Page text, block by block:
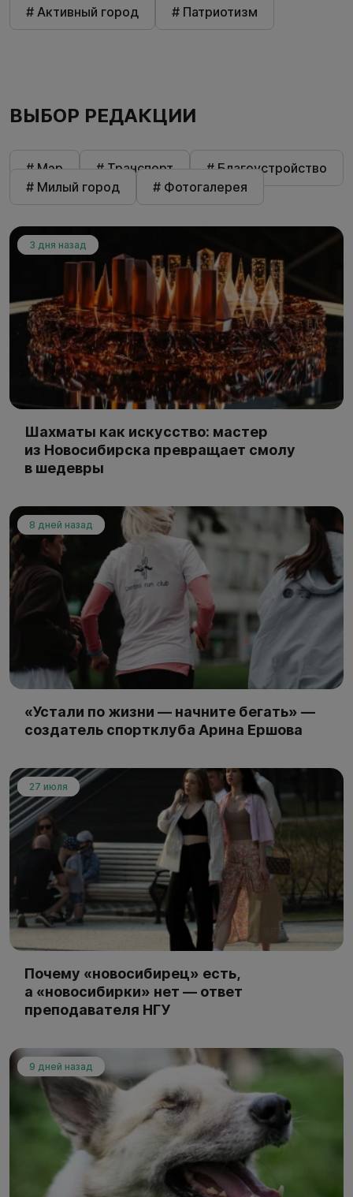
# Активный город # Патриотизм
ВЫБОР РЕДАКЦИИ
# Мэр # Транспорт
# Благоустройство
# Милый город
# Фотогалерея
3 дня назад
Шахматы как искусство: мастер
из Новосибирска превращает смолу
в шедевры
8 дней назад
«Устали по жизни — начните бегать» —
создатель спортклуба Арина Ершова
27 июля
Почему «новосибирец» есть,
а «новосибирки» нет — ответ
преподавателя НГУ
9 дней назад